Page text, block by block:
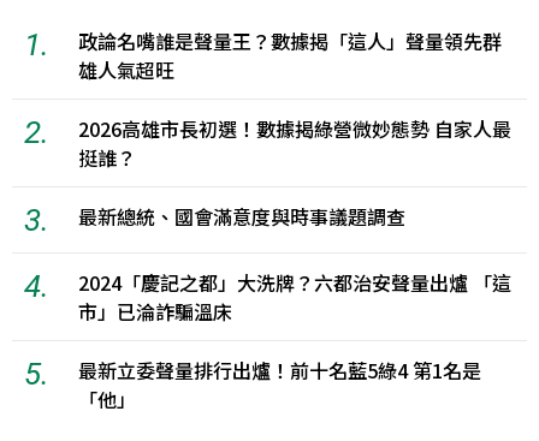
1.
政論名嘴誰是聲量王？數據揭「這人」聲量領先群
雄人氣超旺
2.
2026高雄市長初選！數據揭綠營微妙態勢 自家人最
挺誰？
3. 最新總統、國會滿意度與時事議題調查
4.
2024「慶記之都」大洗牌？六都治安聲量出爐 「這
市」已淪詐騙溫床
5.
最新立委聲量排行出爐！前十名藍5綠4 第1名是
「他」